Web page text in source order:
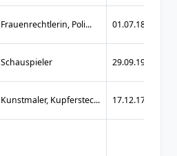
Frauenrechtlerin, Poli... 01.07.1870
Schauspieler 29.09.1912
Kunstmaler, Kupferstec... 17.12.1791